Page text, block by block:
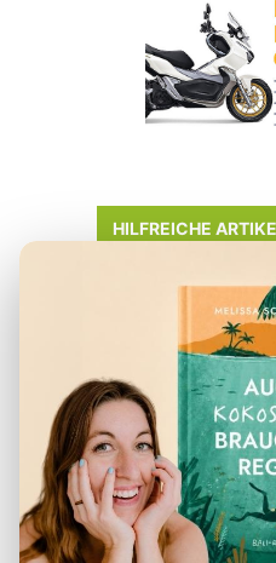
HILFREICHE
– Checkliste für
– Deine
– Der perfekte
– Visum für
– Packliste für
– Reiseapotheke
– Beste Reisezeit